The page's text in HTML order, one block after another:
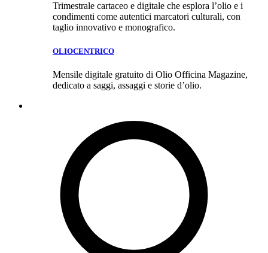
Trimestrale cartaceo e digitale che esplora l’olio e i
condimenti come autentici marcatori culturali, con
taglio innovativo e monografico.
OLIOCENTRICO
Mensile digitale gratuito di Olio Officina Magazine,
dedicato a saggi, assaggi e storie d’olio.